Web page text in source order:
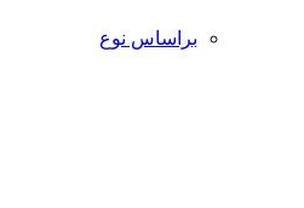
براساس نوع